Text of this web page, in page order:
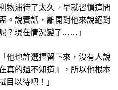
物浦待了太久，早就習慣這間
。說實話，離開對他來說絕對
？現在情況變了……」
他也許選擇留下來，沒有人說
真的還不知道』，所以他根本
目以待吧！」